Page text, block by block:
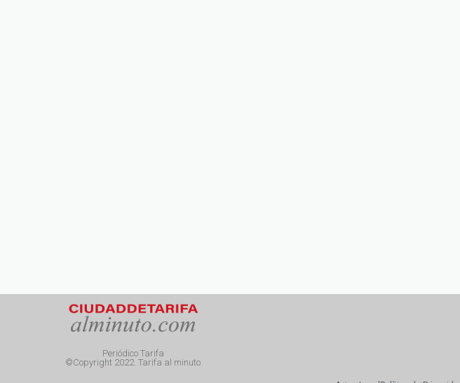
Periódico Tarifa
©Copyright 2022. Tarifa al minuto